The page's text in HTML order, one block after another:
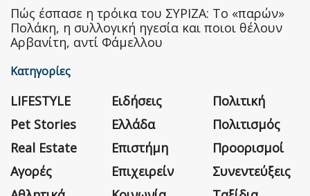
Πώς έσπασε η τρόικα του ΣΥΡΙΖΑ: Το «παρών»
Πολάκη, η συλλογική ηγεσία και ποιοι θέλουν
Αρβανίτη, αντί Φάμελλου
Κατηγορίες
LIFESTYLE
Pet Stories
Real Estate
Αγορές
Ειδήσεις
Ελλάδα
Επιστήμη
Επιχειρείν
Πολιτική
Πολιτισμός
Προορισμοί
Συνεντεύξεις